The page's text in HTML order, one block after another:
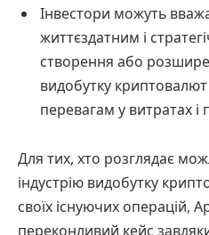
Інвестори можуть
життєздатним і
створення або
видобутку
перевагам у витратах і
Для тих, хто розглядає
індустрію видобутку
своїх існуючих операцій,
переконливий кейс